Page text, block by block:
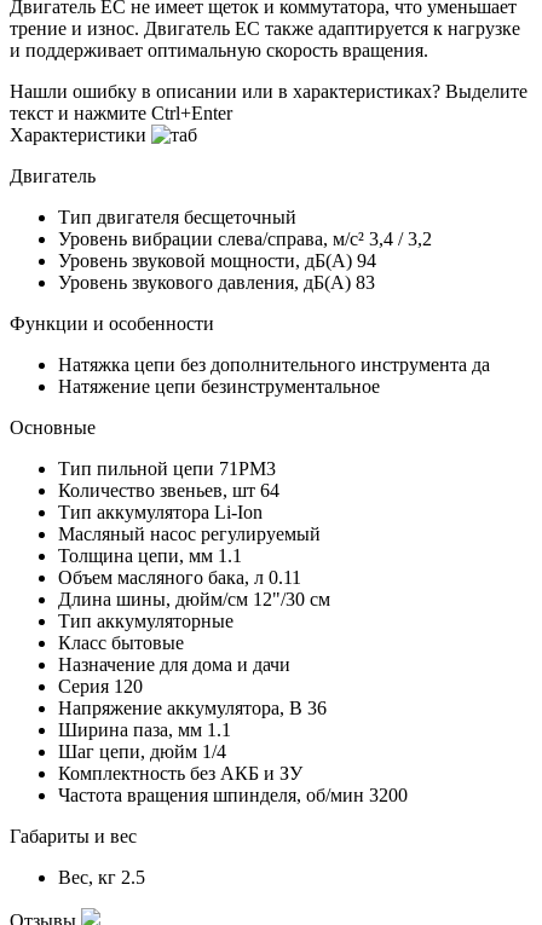
Двигатель EC не имеет щеток и коммутатора, что уменьшает
трение и износ. Двигатель EC также адаптируется к нагрузке
и поддерживает оптимальную скорость вращения.
Нашли ошибку в описании или в характеристиках? Выделите
текст и нажмите Ctrl+Enter
Характеристики
Двигатель
Тип двигателя бесщеточный
Уровень вибрации слева/справа, м/с² 3,4 / 3,2
Уровень звуковой мощности, дБ(A) 94
Уровень звукового давления, дБ(A) 83
Функции и особенности
Натяжка цепи без дополнительного инструмента да
Натяжение цепи безинструментальное
Основные
Тип пильной цепи 71PM3
Количество звеньев, шт 64
Тип аккумулятора Li-Ion
Масляный насос регулируемый
Толщина цепи, мм 1.1
Объем масляного бака, л 0.11
Длина шины, дюйм/см 12"/30 см
Тип аккумуляторные
Класс бытовые
Назначение для дома и дачи
Серия 120
Напряжение аккумулятора, В 36
Ширина паза, мм 1.1
Шаг цепи, дюйм 1/4
Комплектность без АКБ и ЗУ
Частота вращения шпинделя, об/мин 3200
Габариты и вес
Вес, кг 2.5
Отзывы